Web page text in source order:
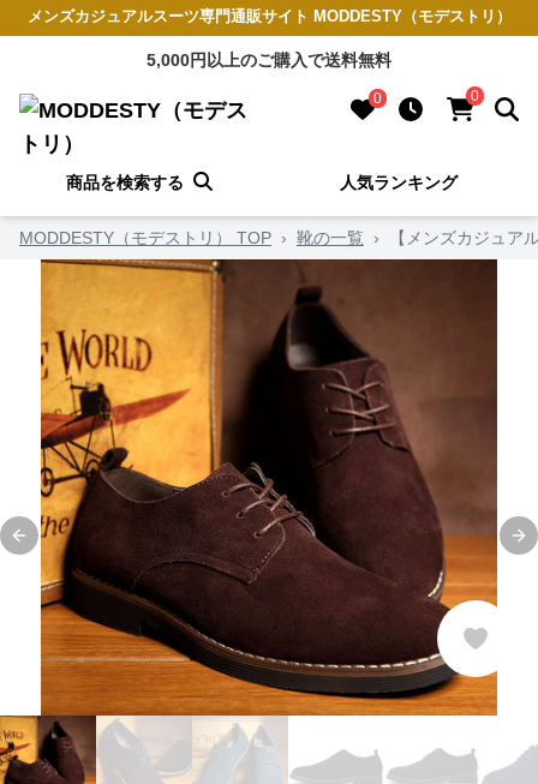
メンズカジュアルスーツ専門通販サイト MODDESTY（モデストリ）
5,000円以上のご購入で送料無料
0 0
商品を検索する 人気ランキング
MODDESTY（モデストリ） TOP › 靴の一覧 › 【メンズカジュア
Previous slide